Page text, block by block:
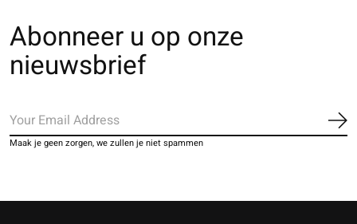
Abonneer u op onze
nieuwsbrief
Maak je geen zorgen, we zullen je niet spammen